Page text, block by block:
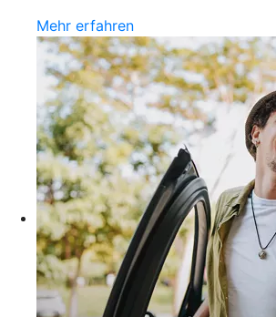
Mehr erfahren